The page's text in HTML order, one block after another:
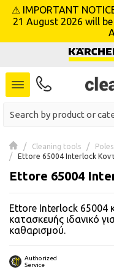
menu
⚠ IMPORTANT
21 August 2026 will
Cleaning tools
Poles
Ettore 65004 Interlock
Ettore 65004
Ettore Interlock 65004
κατασκευής ιδανικό
καθαρισμού.
Authorized
Service